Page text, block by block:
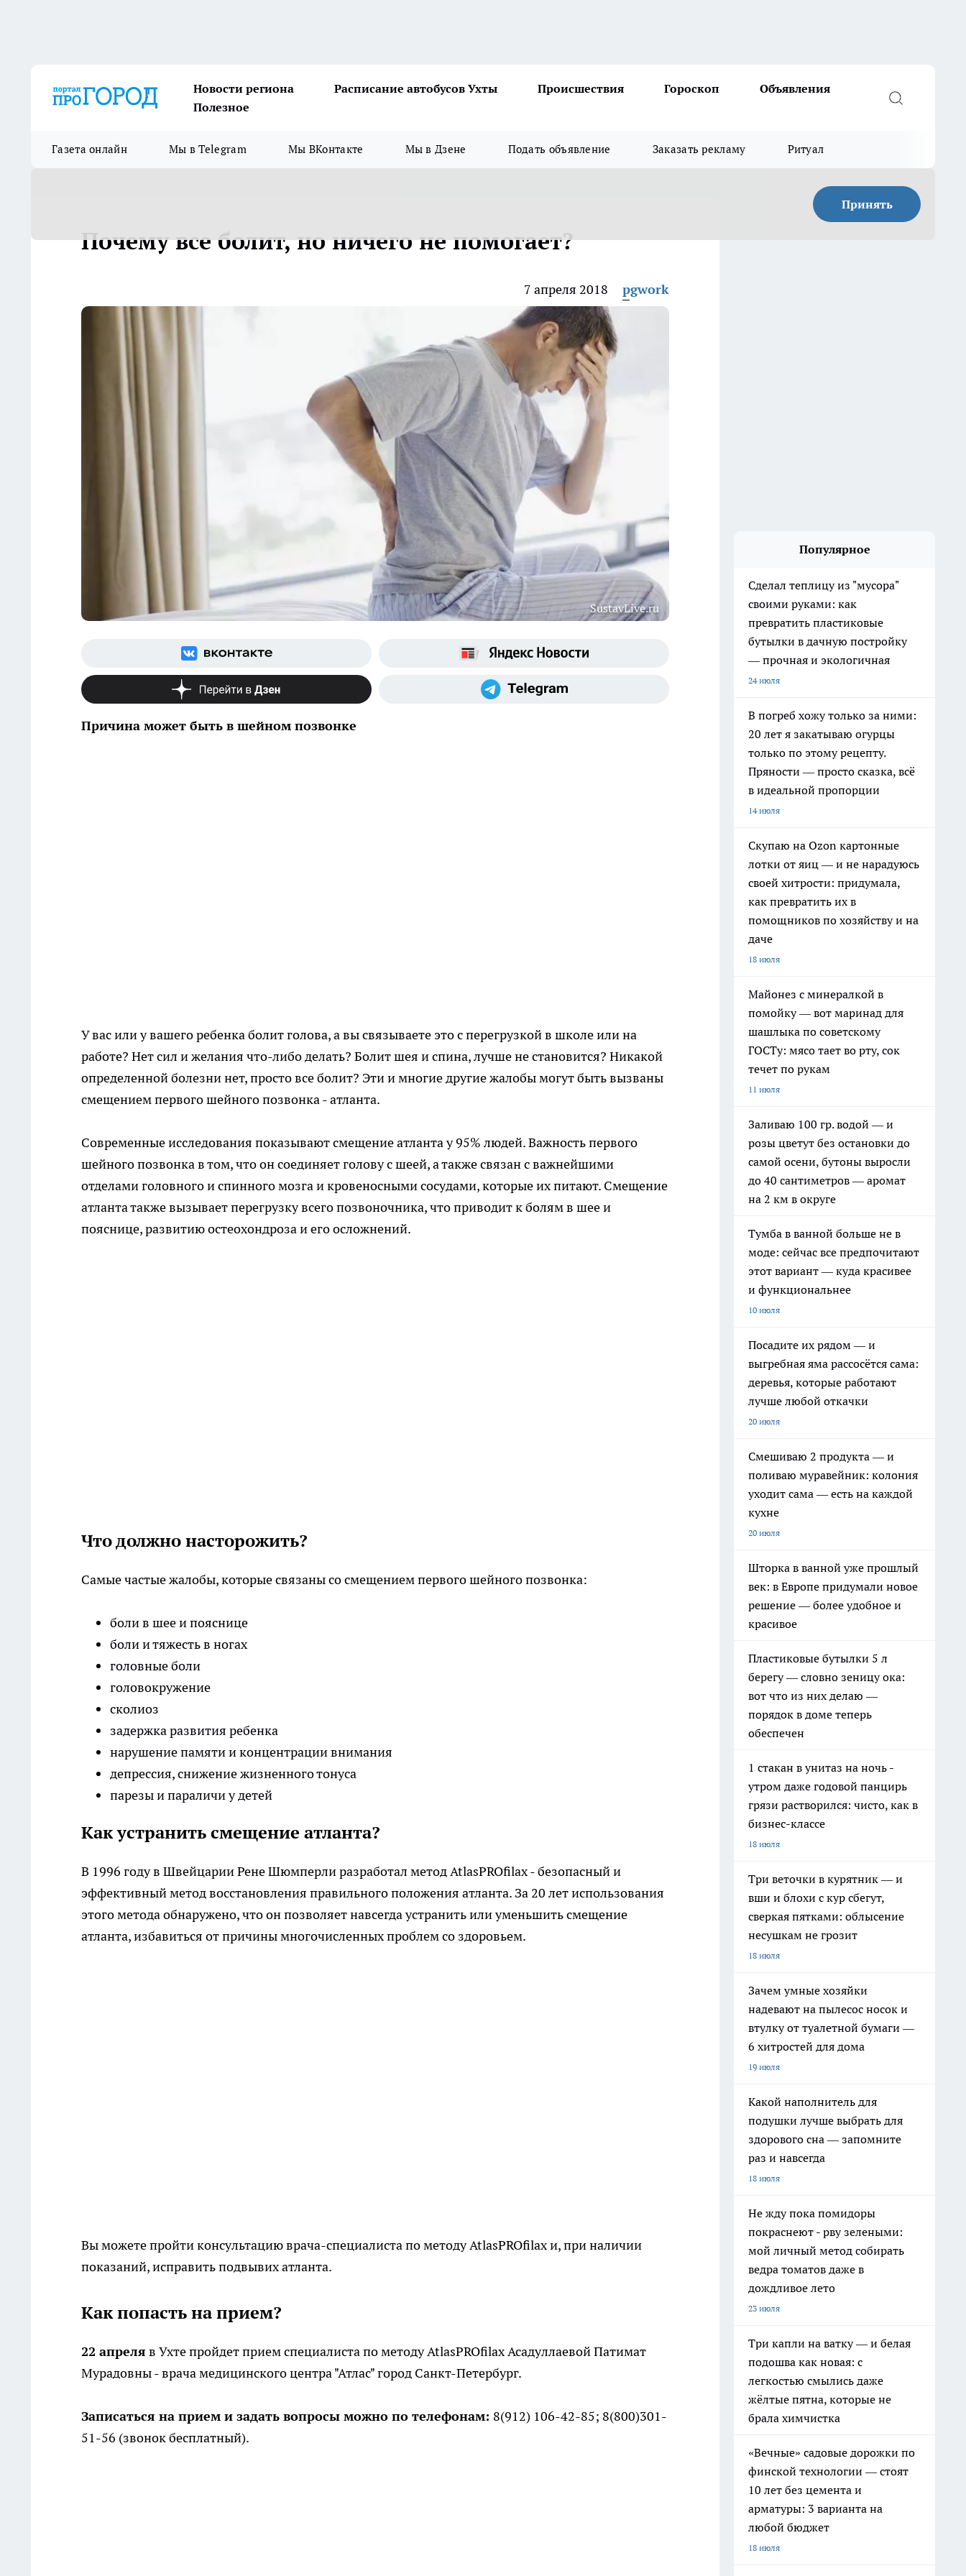
Новости региона Расписание автобусов Ухты Происшествия Гороскоп
Объявления
Полезное
Газета онлайн Мы в Telegram Мы ВКонтакте Мы в Дзене Подать объявление Заказать рекламу Ритуал
Принять
Почему все болит, но ничего не помогает?
7 апреля 2018 pgwork
SustavLive.ru
Причина может быть в шейном позвонке
У вас или у вашего ребенка болит голова, а вы связываете это с перегрузкой в школе или на
работе? Нет сил и желания что-либо делать? Болит шея и спина, лучше не становится? Никакой
определенной болезни нет, просто все болит? Эти и многие другие жалобы могут быть вызваны
смещением первого шейного позвонка - атланта.
Современные исследования показывают смещение атланта у 95% людей. Важность первого
шейного позвонка в том, что он соединяет голову с шеей, а также связан с важнейшими
отделами головного и спинного мозга и кровеносными сосудами, которые их питают. Смещение
атланта также вызывает перегрузку всего позвоночника, что приводит к болям в шее и
пояснице, развитию остеохондроза и его осложнений.
Что должно насторожить?
Самые частые жалобы, которые связаны со смещением первого шейного позвонка:
боли в шее и пояснице
боли и тяжесть в ногах
головные боли
головокружение
сколиоз
задержка развития ребенка
нарушение памяти и концентрации внимания
депрессия, снижение жизненного тонуса
парезы и параличи у детей
Как устранить смещение атланта?
В 1996 году в Швейцарии Рене Шюмперли разработал метод AtlasPROfilax - безопасный и
эффективный метод восстановления правильного положения атланта. За 20 лет использования
этого метода обнаружено, что он позволяет навсегда устранить или уменьшить смещение
атланта, избавиться от причины многочисленных проблем со здоровьем.
Вы можете пройти консультацию врача-специалиста по методу AtlasPROfilax и, при наличии
показаний, исправить подвывих атланта.
Как попасть на прием?
22 апреля в Ухте пройдет прием специалиста по методу AtlasPROfilax Асадуллаевой Патимат
Мурадовны - врача медицинского центра "Атлас" город Санкт-Петербург.
Записаться на прием и задать вопросы можно по телефонам: 8(912) 106-42-85; 8(800)301-
51-56 (звонок бесплатный).
Популярное
Сделал теплицу из "мусора"
своими руками: как
превратить пластиковые
бутылки в дачную постройку
— прочная и экологичная
24 июля
В погреб хожу только за ними:
20 лет я закатываю огурцы
только по этому рецепту.
Пряности — просто сказка, всё
в идеальной пропорции
14 июля
Скупаю на Ozon картонные
лотки от яиц — и не нарадуюсь
своей хитрости: придумала,
как превратить их в
помощников по хозяйству и на
даче
18 июля
Майонез с минералкой в
помойку — вот маринад для
шашлыка по советскому
ГОСТу: мясо тает во рту, сок
течет по рукам
11 июля
Заливаю 100 гр. водой — и
розы цветут без остановки до
самой осени, бутоны выросли
до 40 сантиметров — аромат
на 2 км в округе
Тумба в ванной больше не в
моде: сейчас все предпочитают
этот вариант — куда красивее
и функциональнее
10 июля
Посадите их рядом — и
выгребная яма рассосётся сама:
деревья, которые работают
лучше любой откачки
20 июля
Смешиваю 2 продукта — и
поливаю муравейник: колония
уходит сама — есть на каждой
кухне
20 июля
Шторка в ванной уже прошлый
век: в Европе придумали новое
решение — более удобное и
красивое
Пластиковые бутылки 5 л
берегу — словно зеницу ока:
вот что из них делаю —
порядок в доме теперь
обеспечен
1 стакан в унитаз на ночь -
утром даже годовой панцирь
грязи растворился: чисто, как в
бизнес-классе
18 июля
Три веточки в курятник — и
вши и блохи с кур сбегут,
сверкая пятками: облысение
несушкам не грозит
18 июля
Зачем умные хозяйки
надевают на пылесос носок и
втулку от туалетной бумаги —
6 хитростей для дома
19 июля
Какой наполнитель для
подушки лучше выбрать для
здорового сна — запомните
раз и навсегда
18 июля
Не жду пока помидоры
покраснеют - рву зелеными:
мой личный метод собирать
ведра томатов даже в
дождливое лето
23 июля
Три капли на ватку — и белая
подошва как новая: с
легкостью смылись даже
жёлтые пятна, которые не
брала химчистка
«Вечные» садовые дорожки по
финской технологии — стоят
10 лет без цемента и
арматуры: 3 варианта на
любой бюджет
18 июля